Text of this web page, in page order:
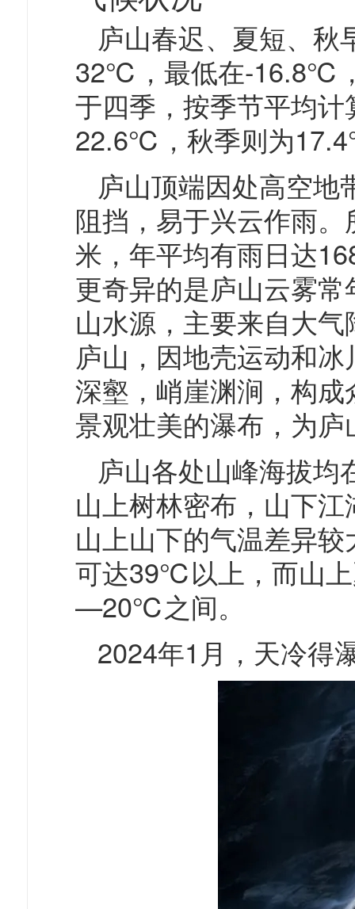
庐山春迟、夏短、秋
32℃，最低在-16.8℃
于四季，按季节平均
22.6℃，秋季则为
庐山顶端因处高空地
阻挡，易于兴云作雨
米，年平均有雨日达
更奇异的是庐山云雾
山水源，主要来自大
庐山，因地壳运动和冰
深壑，峭崖渊涧，构
景观壮美的瀑布，为庐
庐山各处山峰海拔均
山上树林密布，山下
山上山下的气温差异
可达39℃以上，而山
—20℃之间。
2024年1月， 天冷得